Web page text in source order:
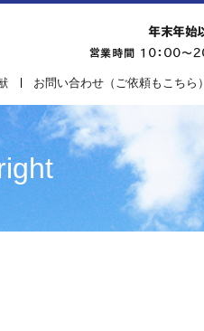
お問い合わせ（ご依頼もこちら）